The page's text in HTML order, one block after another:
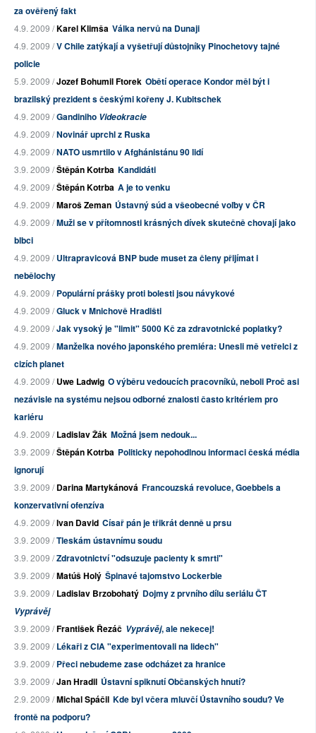
za ověřený fakt
4.9. 2009 /Karel Klimša Válka nervů na Dunaji
4.9. 2009 /V Chile zatýkají a vyšetřují důstojníky Pinochetovy tajné
policie
5.9. 2009 /Jozef Bohumil Ftorek Obětí operace Kondor měl být i
brazilský prezident s českými kořeny J. Kubitschek
4.9. 2009 /Gandiniho Videokracie
4.9. 2009 /Novinář uprchl z Ruska
4.9. 2009 /NATO usmrtilo v Afghánistánu 90 lidí
3.9. 2009 /Štěpán Kotrba Kandidáti
4.9. 2009 /Štěpán Kotrba A je to venku
4.9. 2009 /Maroš Zeman Ústavný súd a všeobecné voľby v ČR
4.9. 2009 /Muži se v přítomnosti krásných dívek skutečně chovají jako
blbci
4.9. 2009 /Ultrapravicová BNP bude muset za členy přijímat i
nebělochy
4.9. 2009 /Populární prášky proti bolesti jsou návykové
4.9. 2009 /Gluck v Mnichově Hradišti
4.9. 2009 /Jak vysoký je "limit" 5000 Kč za zdravotnické poplatky?
4.9. 2009 /Manželka nového japonského premiéra: Unesli mě vetřelci z
cizích planet
4.9. 2009 /Uwe Ladwig O výběru vedoucích pracovníků, neboli Proč asi
nezávisle na systému nejsou odborné znalosti často kritériem pro
kariéru
4.9. 2009 /Ladislav Žák Možná jsem nedouk...
3.9. 2009 /Štěpán Kotrba Politicky nepohodlnou informaci česká média
ignorují
3.9. 2009 /Darina Martykánová Francouzská revoluce, Goebbels a
konzervativní ofenzíva
4.9. 2009 /Ivan David Císař pán je třikrát denně u prsu
3.9. 2009 /Tleskám ústavnímu soudu
3.9. 2009 /Zdravotnictví "odsuzuje pacienty k smrti"
3.9. 2009 /Matúš Holý Špinavé tajomstvo Lockerbie
3.9. 2009 /Ladislav Brzobohatý Dojmy z prvního dílu seriálu ČT
Vyprávěj
3.9. 2009 /František Řezáč Vyprávěj, ale nekecej!
3.9. 2009 /Lékaři z CIA "experimentovali na lidech"
3.9. 2009 /Přeci nebudeme zase odcházet za hranice
3.9. 2009 /Jan Hradil Ústavní spiknutí Občanských hnutí?
2.9. 2009 /Michal Spáčil Kde byl včera mluvčí Ústavního soudu? Ve
frontě na podporu?